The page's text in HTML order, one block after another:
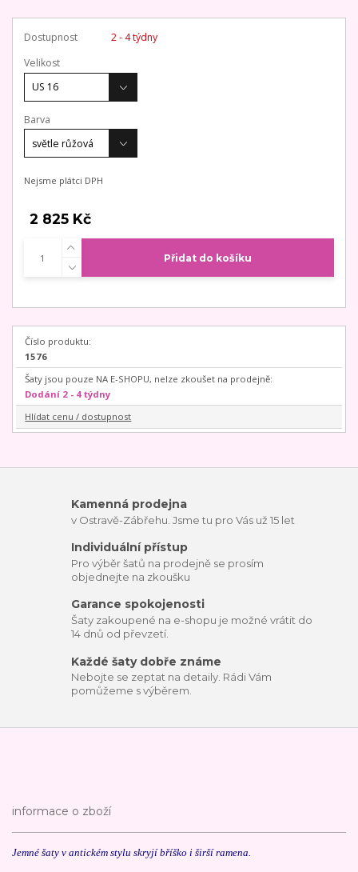
Dostupnost
2 - 4 týdny
Velikost
Barva
Nejsme plátci DPH
2 825 Kč
Přidat do košíku
Číslo produktu:
1576
Šaty jsou pouze NA E-SHOPU, nelze zkoušet na prodejně:
Dodání 2 - 4 týdny
Hlídat cenu / dostupnost
Kamenná prodejna
v Ostravě-Zábřehu. Jsme tu pro Vás už 15 let
Individuální přístup
Pro výběr šatů na prodejně se prosím
objednejte na zkoušku
Garance spokojenosti
Šaty zakoupené na e-shopu je možné vrátit do
14 dnů od převzetí.
Každé šaty dobře známe
Nebojte se zeptat na detaily. Rádi Vám
pomůžeme s výběrem.
informace o zboží
Jemné šaty v antickém stylu skryjí bříško i širší ramena.